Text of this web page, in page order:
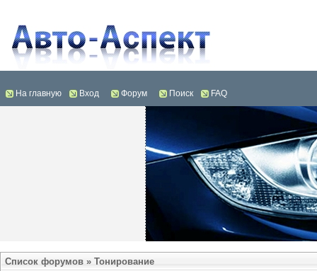
На главную Вход Форум Поиск FAQ
Список форумов » Тонирование